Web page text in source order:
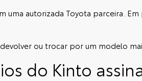
uma autorizada Toyota parceira.
ou trocar por um modelo
do Kinto